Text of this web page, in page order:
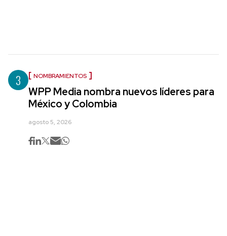
3 NOMBRAMIENTOS
WPP Media nombra nuevos líderes para
México y Colombia
agosto 5, 2026